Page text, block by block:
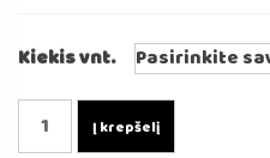
Kiekis vnt.
produkto
kiekis:
Į krepšelį